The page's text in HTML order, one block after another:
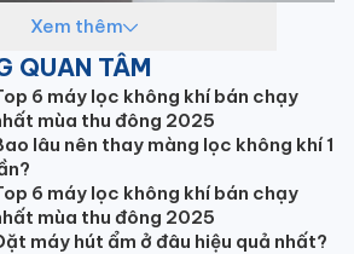
Xem thêm
QUAN TÂM
6 máy lọc không khí bán chạy
mùa thu đông 2025
lâu nên thay màng lọc không khí 1
6 máy lọc không khí bán chạy
mùa thu đông 2025
máy hút ẩm ở đâu hiệu quả nhất?